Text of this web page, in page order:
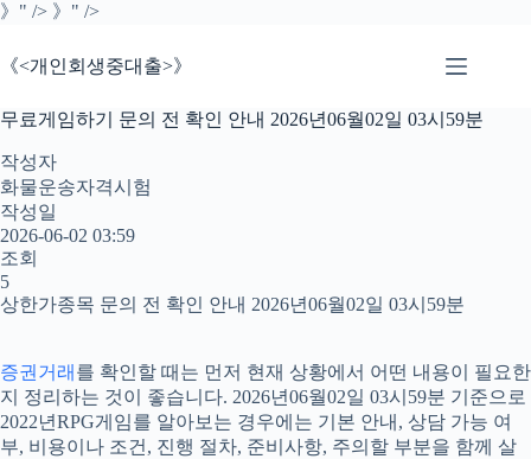
》" /> 》" />본
으
건
너
기
《<개인회생중대출>》
무료게임하기 문의 전 확인 안내 2026년06월02일 03시59분
작성자
화물운송자격시험
작성일
2026-06-02 03:59
조회
5
상한가종목 문의 전 확인 안내 2026년06월02일 03시59분
증권거래 를 확인할 때는 먼저 현재 상황에서 어떤 내용이 필요한
지 정리하는 것이 좋습니다. 2026년06월02일 03시59분 기준으로
2022년RPG게임를 알아보는 경우에는 기본 안내, 상담 가능 여
부, 비용이나 조건, 진행 절차, 준비사항, 주의할 부분을 함께 살